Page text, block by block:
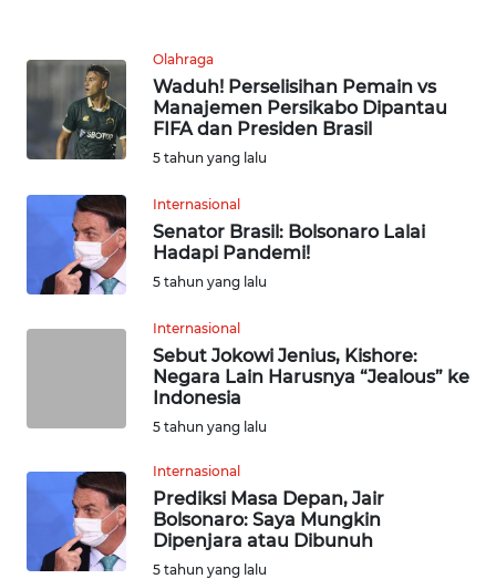
Olahraga
Waduh! Perselisihan Pemain vs
Manajemen Persikabo Dipantau
FIFA dan Presiden Brasil
5 tahun yang lalu
Internasional
Senator Brasil: Bolsonaro Lalai
Hadapi Pandemi!
5 tahun yang lalu
Internasional
Sebut Jokowi Jenius, Kishore:
Negara Lain Harusnya “Jealous” ke
Indonesia
5 tahun yang lalu
Internasional
Prediksi Masa Depan, Jair
Bolsonaro: Saya Mungkin
Dipenjara atau Dibunuh
5 tahun yang lalu
DISCLAIMER
Wahana
Regional
WN
SUMUT
WN
WN
BANTEN